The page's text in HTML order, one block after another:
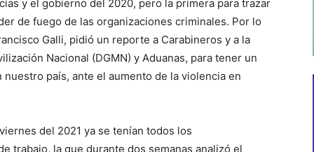
y el gobierno del 2020, pero la primera para trazar
de fuego de las organizaciones criminales. Por lo
Galli, pidió un reporte a Carabineros y a la
Nacional (DGMN) y Aduanas, para tener un
país, ante el aumento de la violencia en
del 2021 ya se tenían todos los
trabajo, la que durante dos semanas analizó el